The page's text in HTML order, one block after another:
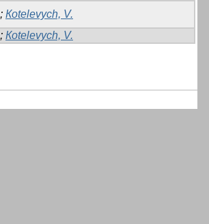
; Кotelevych, V.
; Кotelevych, V.